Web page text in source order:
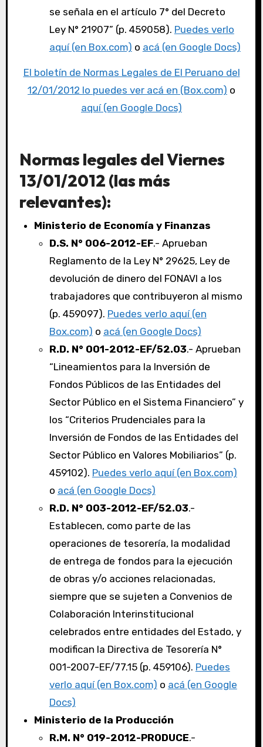
se señala en el artículo 7° del Decreto
Ley N° 21907” (p. 459058). Puedes verlo
aquí (en Box.com) o acá (en Google Docs)
El boletín de Normas Legales de El Peruano del
12/01/2012 lo puedes ver acá en (Box.com) o
aquí (en Google Docs)
Normas legales del Viernes
13/01/2012 (las más
relevantes):
Ministerio de Economía y Finanzas
D.S. N° 006-2012-EF.- Aprueban
Reglamento de la Ley N° 29625, Ley de
devolución de dinero del FONAVI a los
trabajadores que contribuyeron al mismo
(p. 459097). Puedes verlo aquí (en
Box.com) o acá (en Google Docs)
R.D. N° 001-2012-EF/52.03.- Aprueban
“Lineamientos para la Inversión de
Fondos Públicos de las Entidades del
Sector Público en el Sistema Financiero” y
los “Criterios Prudenciales para la
Inversión de Fondos de las Entidades del
Sector Público en Valores Mobiliarios” (p.
459102). Puedes verlo aquí (en Box.com)
o acá (en Google Docs)
R.D. N° 003-2012-EF/52.03.-
Establecen, como parte de las
operaciones de tesorería, la modalidad
de entrega de fondos para la ejecución
de obras y/o acciones relacionadas,
siempre que se sujeten a Convenios de
Colaboración Interinstitucional
celebrados entre entidades del Estado, y
modifican la Directiva de Tesorería N°
001-2007-EF/77.15 (p. 459106). Puedes
verlo aquí (en Box.com) o acá (en Google
Docs)
Ministerio de la Producción
R.M. N° 019-2012-PRODUCE.-